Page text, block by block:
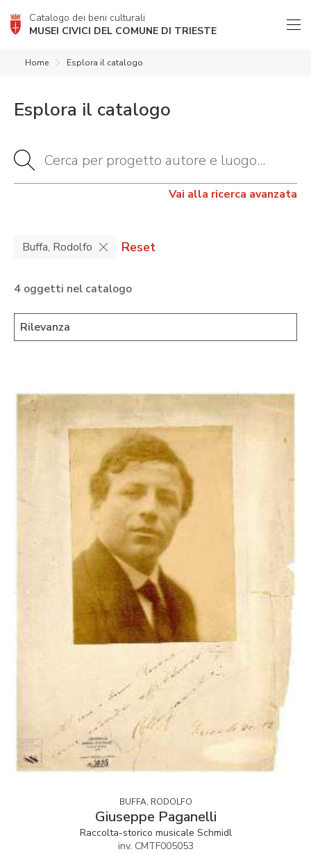
Catalogo dei beni culturali
MUSEI CIVICI DEL COMUNE DI TRIESTE
Home Esplora il catalogo
Esplora il catalogo
Vai alla ricerca avanzata
Buffa, Rodolfo Reset
4 oggetti nel catalogo
BUFFA, RODOLFO
Giuseppe Paganelli
Raccolta-storico musicale Schmidl
inv. CMTF005053